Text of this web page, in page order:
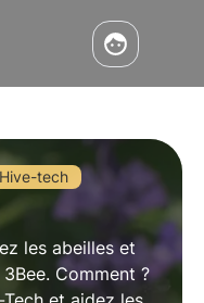
Hive-tech
les abeilles et
Comment ?